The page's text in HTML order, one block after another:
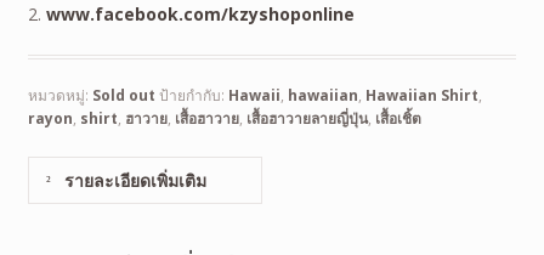
2. www.facebook.com/kzyshoponline
หมวดหมู่: Sold out ป้ายกำกับ: Hawaii, hawaiian, Hawaiian Shirt,
rayon, shirt, ฮาวาย, เสื้อฮาวาย, เสื้อฮาวายลายญี่ปุ่น, เสื้อเชิ้ต
รายละเอียดเพิ่มเติม